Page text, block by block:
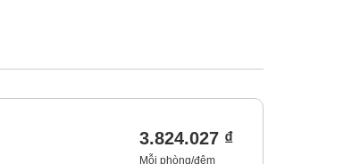
3.824.027 ₫
Mỗi phòng/đêm